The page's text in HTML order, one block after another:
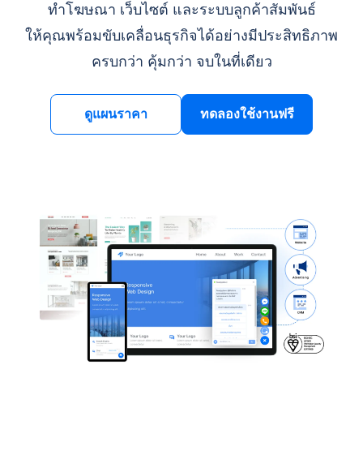
ทำโฆษณา เว็บไซต์ และระบบลูกค้าสัมพันธ์
ให้คุณพร้อมขับเคลื่อนธุรกิจได้อย่างมีประสิทธิภาพ
ครบกว่า คุ้มกว่า จบในที่เดียว
ดูแผนราคา ทดลองใช้งานฟรี